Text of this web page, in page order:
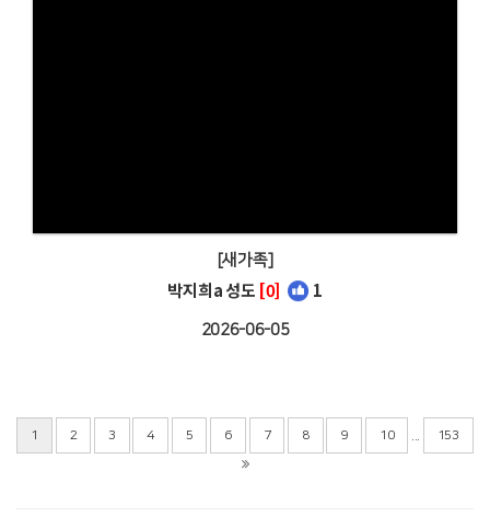
[새가족]
박지희a 성도 [0] 1
2026-06-05
1 2 3 4 5 6 7 8 9 10 153